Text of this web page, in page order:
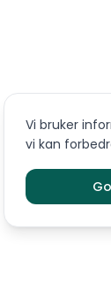
Vi bruker
vi kan